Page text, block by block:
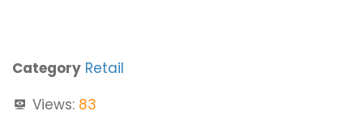
Category Retail
Views: 83